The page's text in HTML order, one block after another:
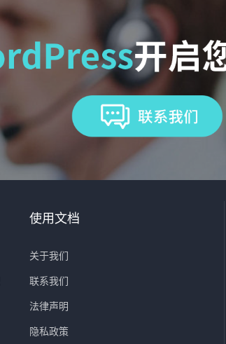
使用文档
关于我们
联系我们
法律声明
隐私政策